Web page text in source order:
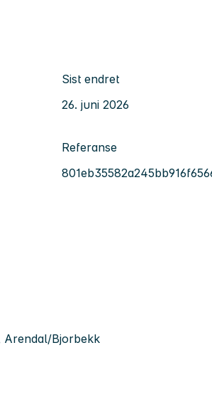
Sist endret
26. juni 2026
Referanse
Arendal/Bjorbekk